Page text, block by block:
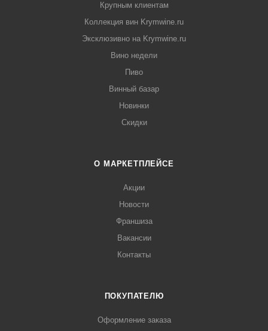
Крупным клиентам
Коллекция вин Krymwine.ru
Эксклюзивно на Krymwine.ru
Вино недели
Пиво
Винный базар
Новинки
Скидки
О МАРКЕТПЛЕЙСЕ
Акции
Новости
Франшиза
Вакансии
Контакты
ПОКУПАТЕЛЮ
Оформление заказа